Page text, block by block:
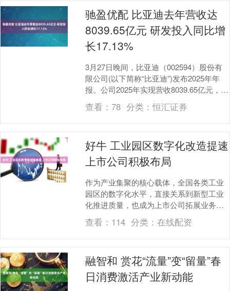
驰盈优配 比亚迪去年营收达
8039.65亿元 研发投入同比增
长17.13%
3月27日晚间，比亚迪（002594）股份有
限公司(以下简称“比亚迪”)发布2025年年
报。公司2025年实现营收8039.65亿元，同
比增长3.46%，再创历....
查看：78 分类：恒汇证券
好牛 工业园区数字化改造提速
上市公司积极布局
作为产业集聚的核心载体，全国各类工业
园区的数字化水平，直接关系到新型工业
化推进质量，也成为上市公司拓展业务、
释放业绩增量的重要赛道。 近日，工业和
信息化部信息技....
查看： 114 分类： 在线配资
融智和 赏花“流量”变“留量”春
日消费激活产业新动能